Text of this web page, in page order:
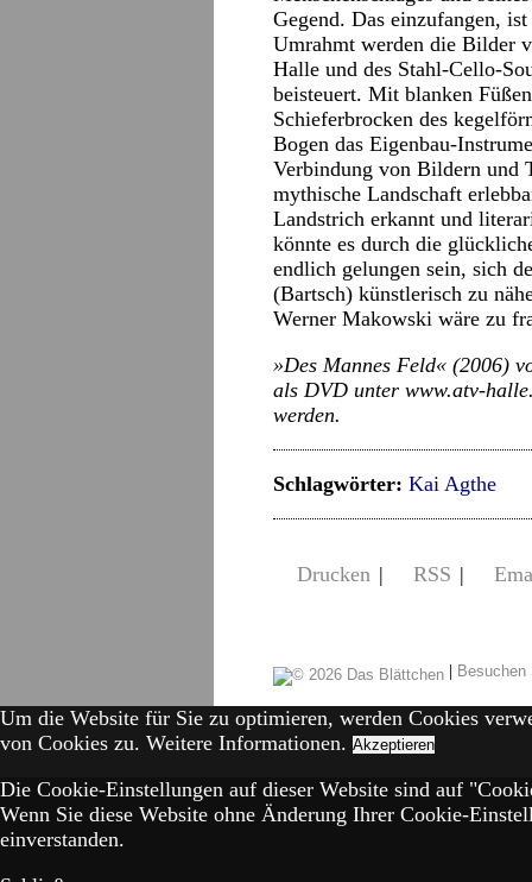
Gegend. Das einzufangen,
Umrahmt werden die Bilder
Halle und des Stahl-Cello-
beisteuert. Mit blanken
Schieferbrocken des
Bogen das Eigenbau-
Verbindung von Bildern und
mythische Landschaft
Landstrich erkannt und
könnte es durch die
endlich gelungen sein, sich
(Bartsch) künstlerisch zu
Werner Makowski wäre zu
»Des Mannes Feld« (2006)
als DVD unter www.atv-
werden.
Schlagwörter: Kai Agthe
Drucken | RSS |
|
Um die Website für Sie zu optimieren, werden Cookies
von Cookies zu. Weitere Informationen. Akzeptieren
Die Cookie-Einstellungen auf dieser Website sind auf
Wenn Sie diese Website ohne Änderung Ihrer Cookie-
einverstanden.